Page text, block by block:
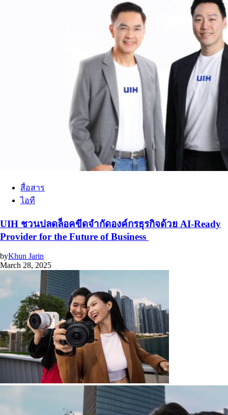
สื่อสาร
ไอที
UIH ชวนปลดล็อคขีดจำกัดองค์กรธุรกิจด้วย AI-Ready
Provider for the Future of Business
byKhun Jarin
March 28, 2025